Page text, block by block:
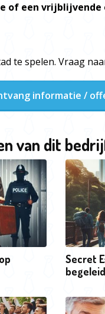
of een
te spelen. Vraag
informatie /
van dit
Secret